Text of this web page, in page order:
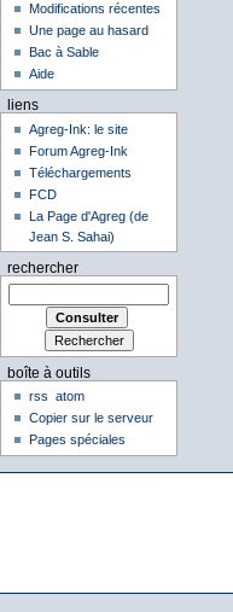
Modifications récentes
Une page au hasard
Bac à Sable
Aide
liens
Agreg-Ink: le site
Forum Agreg-Ink
Téléchargements
FCD
La Page d'Agreg (de
Jean S. Sahai)
rechercher
boîte à outils
rss
atom
Copier sur le serveur
Pages spéciales